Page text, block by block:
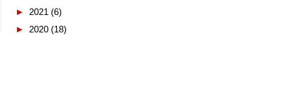
► 2021 (6)
► 2020 (18)